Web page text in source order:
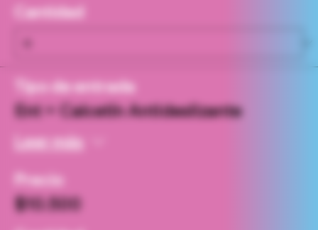
Cantidad
Tipo de entrada
Ent + Calcetín Antideslizante
Leer más
Precio
$10.500